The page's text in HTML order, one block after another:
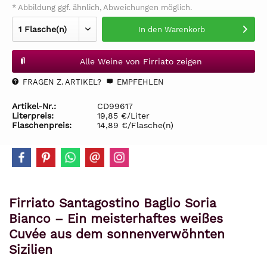
* Abbildung ggf. ähnlich, Abweichungen möglich.
In den Warenkorb
Alle Weine von Firriato zeigen
FRAGEN Z. ARTIKEL? EMPFEHLEN
Artikel-Nr.:
CD99617
Literpreis:
19,85 €/Liter
Flaschenpreis:
14,89 €/Flasche(n)
Firriato Santagostino Baglio Soria
Bianco – Ein meisterhaftes weißes
Cuvée aus dem sonnenverwöhnten
Sizilien